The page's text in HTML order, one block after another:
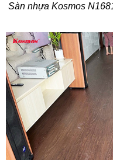
Sàn nhựa Kosmos